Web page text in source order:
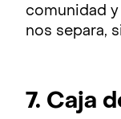
comunidad
nos separa,
7. Caja